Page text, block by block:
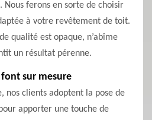
ferons en sorte de choisir
à votre revêtement de toit.
qualité est opaque, n’abîme
un résultat pérenne.
sur mesure
nos clients adoptent la pose de
apporter une touche de